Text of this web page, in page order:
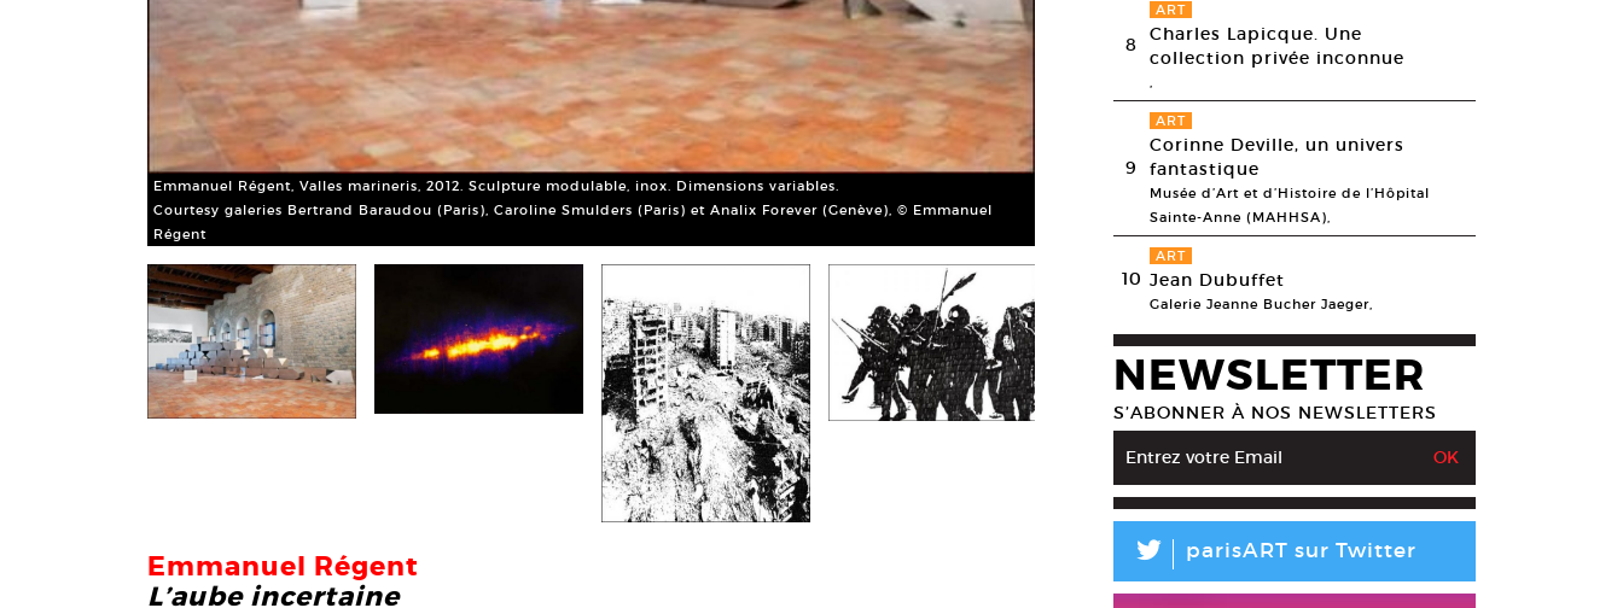
Emmanuel Régent, Valles marineris, 2012. Sculpture modulable, inox. Dimensions variables.
Courtesy galeries Bertrand Baraudou (Paris), Caroline Smulders (Paris) et Analix Forever (Genève), © Emmanuel
Régent
Emmanuel Régent, Nébuleuse (détail), 2011. Peinture acrylique poncée sur
Courtesy galeries Bertrand Baraudou (Paris), Caroline Smulders (Paris) et
Emmanuel Régent
L’aube incertaine
8
ART
Charles Lapicque. Une
collection privée inconnue
,
9
ART
Corinne Deville, un univers
fantastique
Musée d’Art et d’Histoire de l’Hôpital
Sainte-Anne (MAHHSA),
10
ART
Jean Dubuffet
Galerie Jeanne Bucher Jaeger,
NEWSLETTER
S’ABONNER À NOS NEWSLETTERS
L parisART sur Twitter